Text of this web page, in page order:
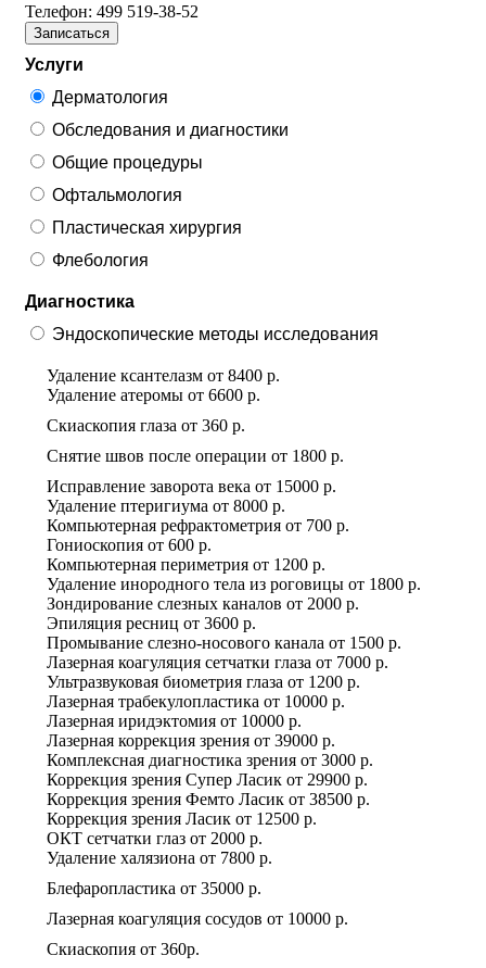
Телефон: 499 519-38-52
Записаться
Услуги
Дерматология
Обследования и диагностики
Общие процедуры
Офтальмология
Пластическая хирургия
Флебология
Диагностика
Эндоскопические методы исследования
Удаление ксантелазм от 8400 р.
Удаление атеромы от 6600 р.
Скиаскопия глаза от 360 р.
Снятие швов после операции от 1800 р.
Исправление заворота века от 15000 р.
Удаление птеригиума от 8000 р.
Компьютерная рефрактометрия от 700 р.
Гониоскопия от 600 р.
Компьютерная периметрия от 1200 р.
Удаление инородного тела из роговицы от 1800 р.
Зондирование слезных каналов от 2000 р.
Эпиляция ресниц от 3600 р.
Промывание слезно-носового канала от 1500 р.
Лазерная коагуляция сетчатки глаза от 7000 р.
Ультразвуковая биометрия глаза от 1200 р.
Лазерная трабекулопластика от 10000 р.
Лазерная иридэктомия от 10000 р.
Лазерная коррекция зрения от 39000 р.
Комплексная диагностика зрения от 3000 р.
Коррекция зрения Супер Ласик от 29900 р.
Коррекция зрения Фемто Ласик от 38500 р.
Коррекция зрения Ласик от 12500 р.
ОКТ сетчатки глаз от 2000 р.
Удаление халязиона от 7800 р.
Блефаропластика от 35000 р.
Лазерная коагуляция сосудов от 10000 р.
Скиаскопия от 360р.